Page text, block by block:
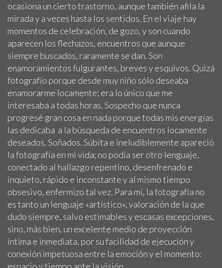
ocasiona un cierto trastorno, aunque también afila la
mirada y a veces hasta los sentidos. En el viaje hay
momentos de celebración, de gozo, y son cuando
aparecen los flechazos, encuentros que aunque
siempre buscados, raramente se dan. Son
enamoramientos fulgurantes, breves y esquivos. Quizá
fotografío porque desde muy niño sólo deseaba
enamorarme locamente; era lo único que me
interesaba a todas horas. Sospecho que nunca
progresé gran cosa en nada porque todas mis energías
las dedicaba a la búsqueda de encuentros locamente
deseados. Soñados. Súbita e ineludiblemente apareció
la fotografía en mi vida; no podía ser otro lenguaje,
conectado al hallazgo repentino, desenfrenado e
inquieto, rápido e inconstante y al mismo tiempo
obsesivo, enfermizo tal vez. Para mí, la fotografía no
es tanto un lenguaje «artístico», valoración de la que
dudo siempre, salvo estimables y escasas excepciones,
sino, más bien, un excelente medio de proyección
íntima e inmediata, por su facilidad de ejecución y
conexión impetuosa entre la emoción y el momento: